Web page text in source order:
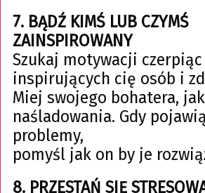
7. BĄDŹ KIMŚ LUB CZYMŚ
ZAINSPIROWANY
Szukaj motywacji czerpiąc
inspirujących cię osób i
Miej swojego bohatera,
naśladowania. Gdy
problemy,
pomyśl jak on by je
8. PRZESTAŃ SIĘ